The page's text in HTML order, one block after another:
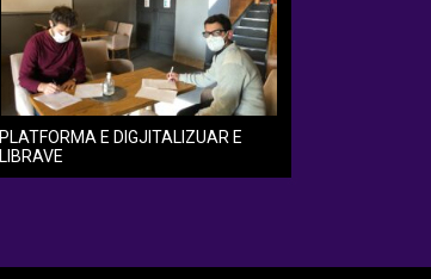
PLATFORMA E DIGJITALIZUAR E
LIBRAVE